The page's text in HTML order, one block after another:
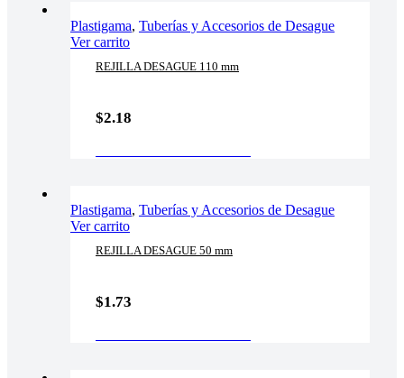
Plastigama, Tuberías y Accesorios de Desague
Ver carrito
REJILLA DESAGUE 110 mm
$2.18
Plastigama, Tuberías y Accesorios de Desague
Ver carrito
REJILLA DESAGUE 50 mm
$1.73